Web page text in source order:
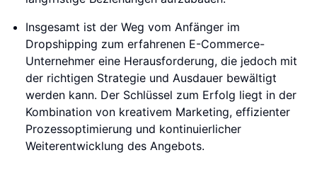
Insgesamt ist der Weg vom Anfänger im
Dropshipping zum erfahrenen E-Commerce-
Unternehmer eine Herausforderung, die jedoch mit
der richtigen Strategie und Ausdauer bewältigt
werden kann. Der Schlüssel zum Erfolg liegt in der
Kombination von kreativem Marketing, effizienter
Prozessoptimierung und kontinuierlicher
Weiterentwicklung des Angebots.